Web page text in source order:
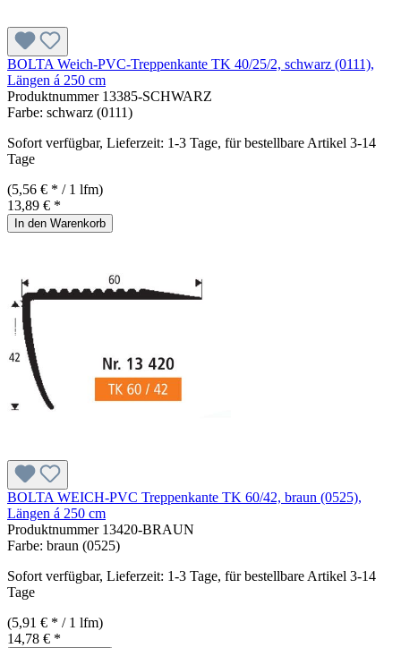
BOLTA Weich-PVC-Treppenkante TK 40/25/2, schwarz (0111),
Längen á 250 cm
Produktnummer 13385-SCHWARZ
Farbe: schwarz (0111)
Sofort verfügbar, Lieferzeit: 1-3 Tage, für bestellbare Artikel 3-14
Tage
(5,56 € * / 1 lfm)
13,89 € *
In den Warenkorb
BOLTA WEICH-PVC Treppenkante TK 60/42, braun (0525),
Längen á 250 cm
Produktnummer 13420-BRAUN
Farbe: braun (0525)
Sofort verfügbar, Lieferzeit: 1-3 Tage, für bestellbare Artikel 3-14
Tage
(5,91 € * / 1 lfm)
14,78 € *